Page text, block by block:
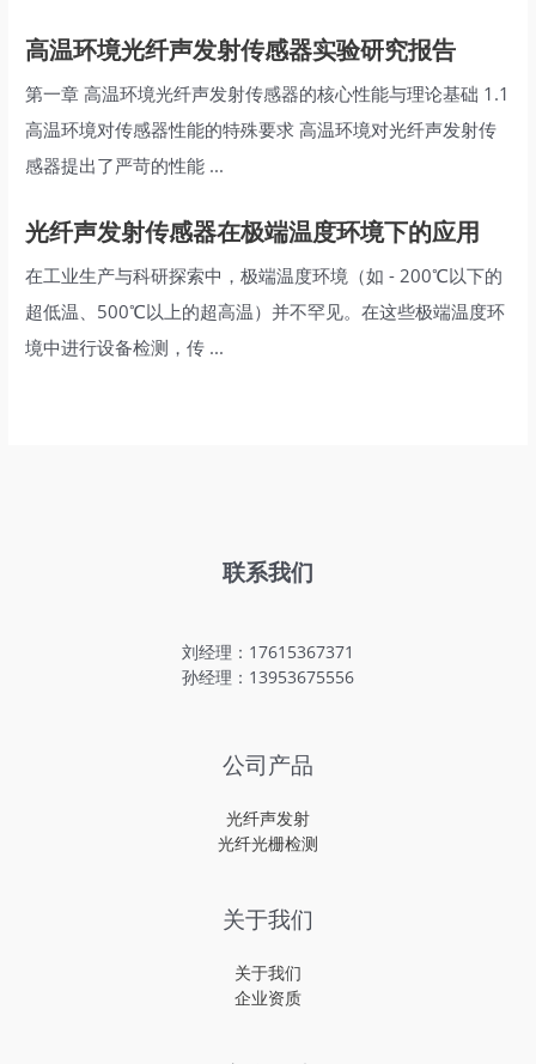
高温环境光纤声发射传感器实验研究报告
第一章 高温环境光纤声发射传感器的核心性能与理论基础 1.1
高温环境对传感器性能的特殊要求 高温环境对光纤声发射传
感器提出了严苛的性能 ...
光纤声发射传感器在极端温度环境下的应用
在工业生产与科研探索中，极端温度环境（如 - 200℃以下的
超低温、500℃以上的超高温）并不罕见。在这些极端温度环
境中进行设备检测，传 ...
联系我们
刘经理：17615367371
孙经理：13953675556
公司产品
光纤声发射
光纤光栅检测
关于我们
关于我们
企业资质